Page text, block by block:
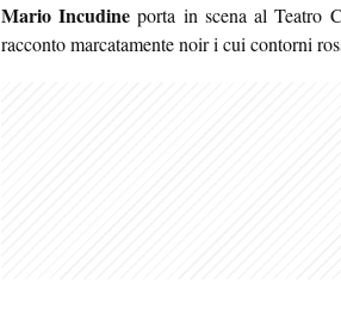
Mario Incudine porta in scena al Teatro
racconto marcatamente noir i cui contorni